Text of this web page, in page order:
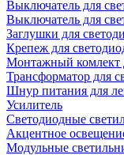
Выключатель для
Выключатель для
Заглушки для
Крепеж для
Монтажный комлект
Трансформатор для
Шнур питания для
Усилитель
Светодиодные
Акцентное
Модульные